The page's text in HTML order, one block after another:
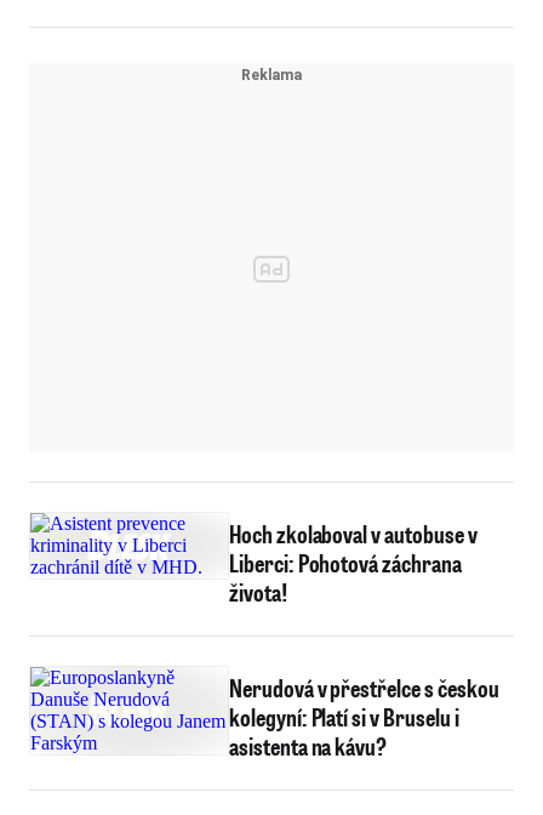
Hoch zkolaboval v autobuse v
Liberci: Pohotová záchrana
života!
Nerudová v přestřelce s českou
kolegyní: Platí si v Bruselu i
asistenta na kávu?